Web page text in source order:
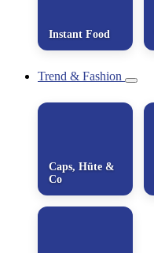
Instant Food
Trend & Fashion
Caps, Hüte &
Co